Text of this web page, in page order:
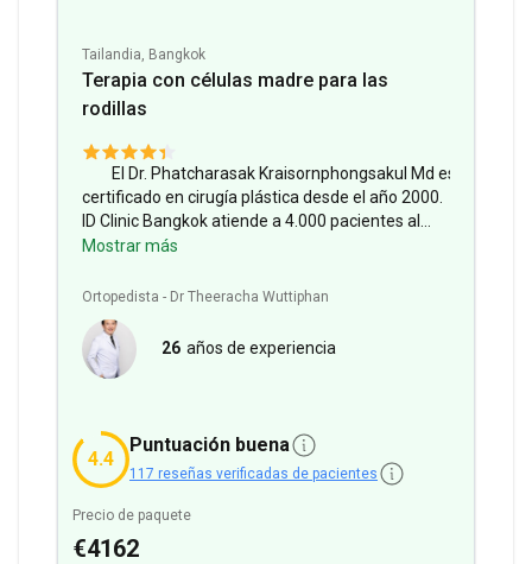
Tailandia, Bangkok
Terapia con células madre para las
rodillas
Ortopedista - Dr Theeracha Wuttiphan
26 años de experiencia
El Dr. Phatcharasak Kraisornphongsakul Md está
certificado en cirugía plástica desde el año 2000.
ID Clinic Bangkok atiende a 4.000 pacientes al
año, con visitantes de Europa, EE.UU. y más.
hemograma completo (CBC), consulta con un
ortopedista, hospitalización + posterior estancia
en hotel, traslado al hospital.
Información sobre
la estancia:
1 día de estancia en el hospital, 4 días
madre MSC para la rodilla.
Mostrar más
4.4
Puntuación buena
117 reseñas verificadas de pacientes
Precio de paquete
€4162